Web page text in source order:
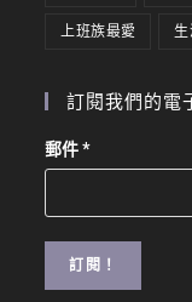
上班族最愛
訂閱我們的電
郵件*